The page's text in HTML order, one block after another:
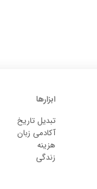
ابزارها
تبدیل تاریخ
آکادمی زبان
هزینه
زندگی